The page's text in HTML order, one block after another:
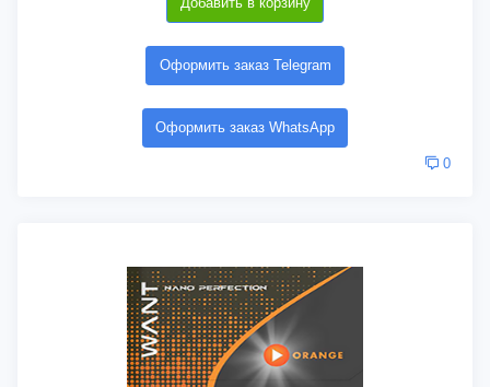
Оформить заказ Telegram
Оформить заказ WhatsApp
0